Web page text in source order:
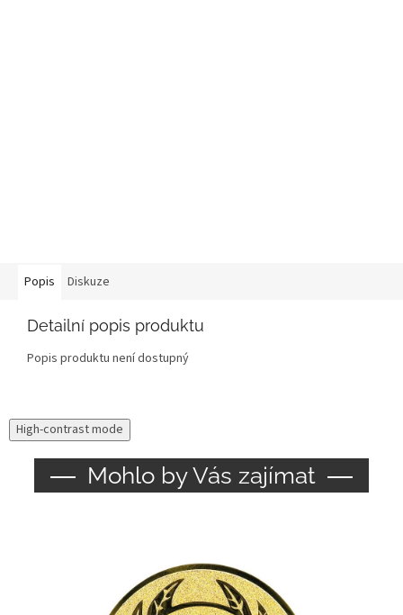
Popis Diskuze
Detailní popis produktu
Popis produktu není dostupný
High-contrast mode
Mohlo by Vás zajímat